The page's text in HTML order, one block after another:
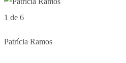
1 de 6
Patrícia Ramos